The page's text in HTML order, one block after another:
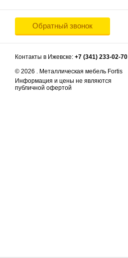
Обратный звонок
Контакты в Ижевске: +7 (341) 233-02-70
© 2026 . Металлическая мебель Fortis
Информация и цены не являются
публичной офертой